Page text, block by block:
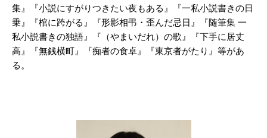
集』『小説にすがりつきたい夜もある』『一私小説書きの日
乗』『棺に跨がる』『形影相弔・歪んだ忌日』『随筆集 一
私小説書きの独語』『（やまいだれ）の歌』『下手に居丈
高』『無銭横町』『痴者の食卓』『東京者がたり』等があ
る。